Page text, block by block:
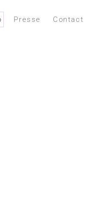
Presse Contact